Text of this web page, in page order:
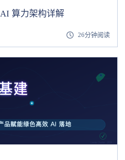
算力架构详解
26分钟阅读